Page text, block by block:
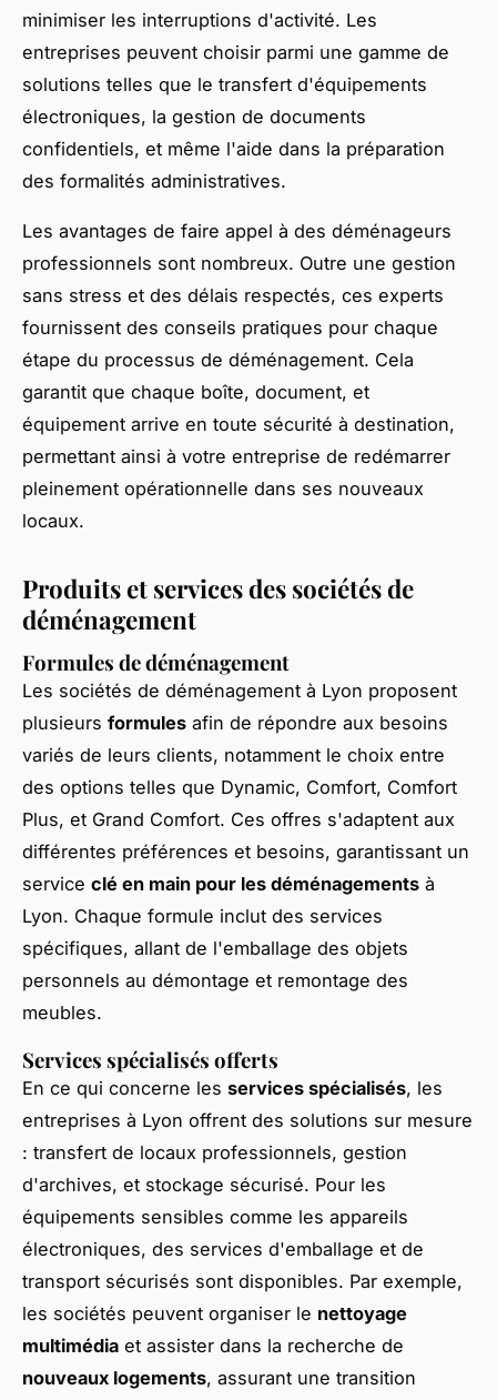
minimiser les interruptions d'activité. Les
entreprises peuvent choisir parmi une gamme de
solutions telles que le transfert d'équipements
électroniques, la gestion de documents
confidentiels, et même l'aide dans la préparation
des formalités administratives.
Les avantages de faire appel à des déménageurs
professionnels sont nombreux. Outre une gestion
sans stress et des délais respectés, ces experts
fournissent des conseils pratiques pour chaque
étape du processus de déménagement. Cela
garantit que chaque boîte, document, et
équipement arrive en toute sécurité à destination,
permettant ainsi à votre entreprise de redémarrer
pleinement opérationnelle dans ses nouveaux
locaux.
Produits et services des sociétés de
déménagement
Formules de déménagement
Les sociétés de déménagement à Lyon proposent
plusieurs formules afin de répondre aux besoins
variés de leurs clients, notamment le choix entre
des options telles que Dynamic, Comfort, Comfort
Plus, et Grand Comfort. Ces offres s'adaptent aux
différentes préférences et besoins, garantissant un
service clé en main pour les déménagements à
Lyon. Chaque formule inclut des services
spécifiques, allant de l'emballage des objets
personnels au démontage et remontage des
meubles.
Services spécialisés offerts
En ce qui concerne les services spécialisés, les
entreprises à Lyon offrent des solutions sur mesure
: transfert de locaux professionnels, gestion
d'archives, et stockage sécurisé. Pour les
équipements sensibles comme les appareils
électroniques, des services d'emballage et de
transport sécurisés sont disponibles. Par exemple,
les sociétés peuvent organiser le nettoyage
multimédia et assister dans la recherche de
nouveaux logements, assurant une transition